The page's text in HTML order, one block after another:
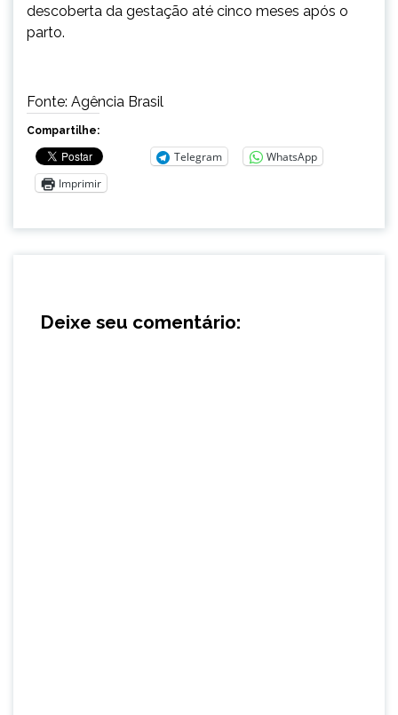
descoberta da gestação até cinco meses após o
parto.
Fonte: Agência Brasil
Compartilhe:
Telegram
WhatsApp
Imprimir
Deixe seu comentário: